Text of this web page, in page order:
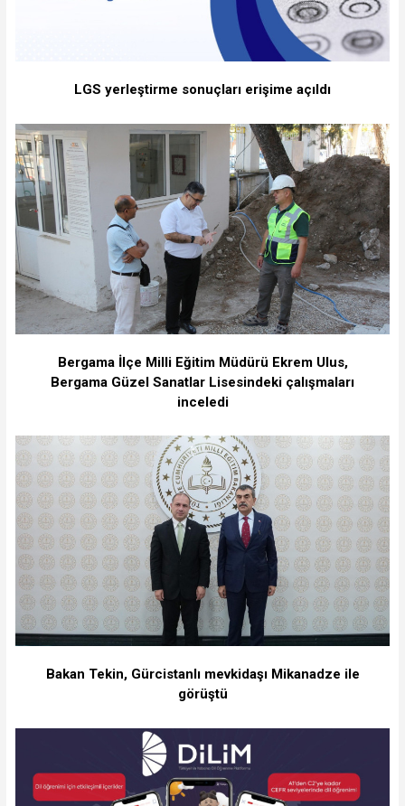
LGS yerleştirme sonuçları erişime açıldı
Bergama İlçe Milli Eğitim Müdürü Ekrem Ulus,
Bergama Güzel Sanatlar Lisesindeki çalışmaları
inceledi
Bakan Tekin, Gürcistanlı mevkidaşı Mikanadze ile
görüştü